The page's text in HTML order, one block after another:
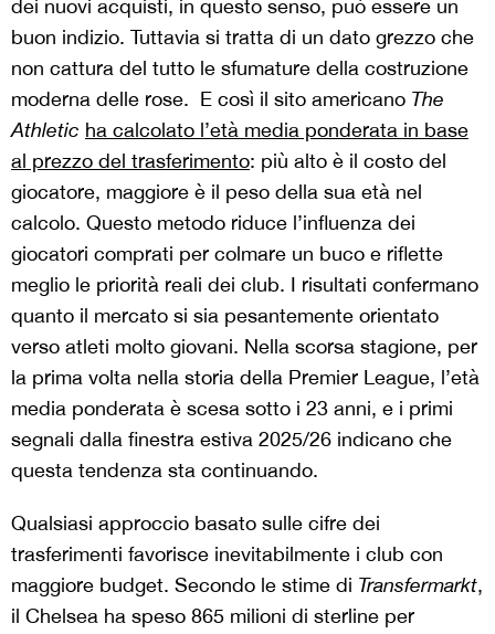
dei nuovi acquisti, in questo senso, può essere un
buon indizio. Tuttavia si tratta di un dato grezzo che
non cattura del tutto le sfumature della costruzione
moderna delle rose. E così il sito americano The
Athletic ha calcolato l’età media ponderata in base
al prezzo del trasferimento: più alto è il costo del
giocatore, maggiore è il peso della sua età nel
calcolo. Questo metodo riduce l’influenza dei
giocatori comprati per colmare un buco e riflette
meglio le priorità reali dei club. I risultati confermano
quanto il mercato si sia pesantemente orientato
verso atleti molto giovani. Nella scorsa stagione, per
la prima volta nella storia della Premier League, l’età
media ponderata è scesa sotto i 23 anni, e i primi
segnali dalla finestra estiva 2025/26 indicano che
questa tendenza sta continuando.
Qualsiasi approccio basato sulle cifre dei
trasferimenti favorisce inevitabilmente i club con
maggiore budget. Secondo le stime di Transfermarkt,
il Chelsea ha speso 865 milioni di sterline per